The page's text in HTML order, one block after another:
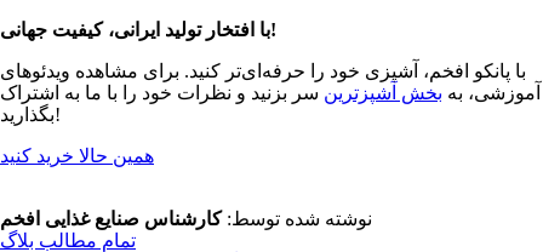
با افتخار تولید ایرانی، کیفیت جهانی!
با پانکو افخم، آشپزی خود را حرفه‌ای‌تر کنید. برای مشاهده ویدئوهای
آموزشی، به بخش آشپزترین سر بزنید و نظرات خود را با ما به اشتراک
بگذارید!
همین حالا خرید کنید
نوشته شده توسط: کارشناس صنایع غذایی افخم
تمام مطالب بلاگ